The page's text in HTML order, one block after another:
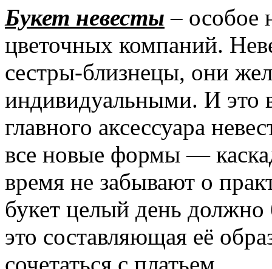
Букет невесты – особое
цветочных компаний.
сестры-близнецы, они
индивидуальными. И это
главного аксессуара
все новые формы —
время не забывают о
букет целый день
это составляющая её